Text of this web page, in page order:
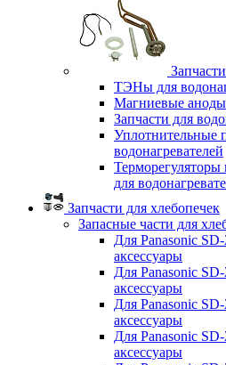
ТЭНы для
Магниевые аноды
Запчасти для
Уплотнительные
водонагревателей
Терморегуляторы
для
Запчасти для хлебопечек
Запасные части для
Для Panasonic
аксессуары
Для Panasonic
аксессуары
Для Panasonic
аксессуары
Для Panasonic
аксессуары